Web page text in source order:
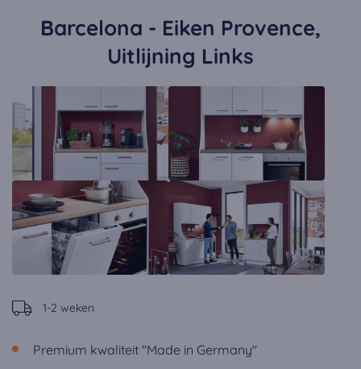
Barcelona - Eiken Provence,
Uitlijning Links
1-2 weken
Premium kwaliteit "Made in Germany"